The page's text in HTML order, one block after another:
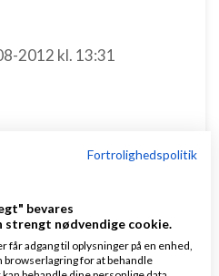
2012 kl. 13:31
i samme situation, jeg
samme hovedpine:
Fortrolighedspolitik
bevares
nødvendige cookie.
adgang til oplysninger på en enhed,
browserlagring for at behandle